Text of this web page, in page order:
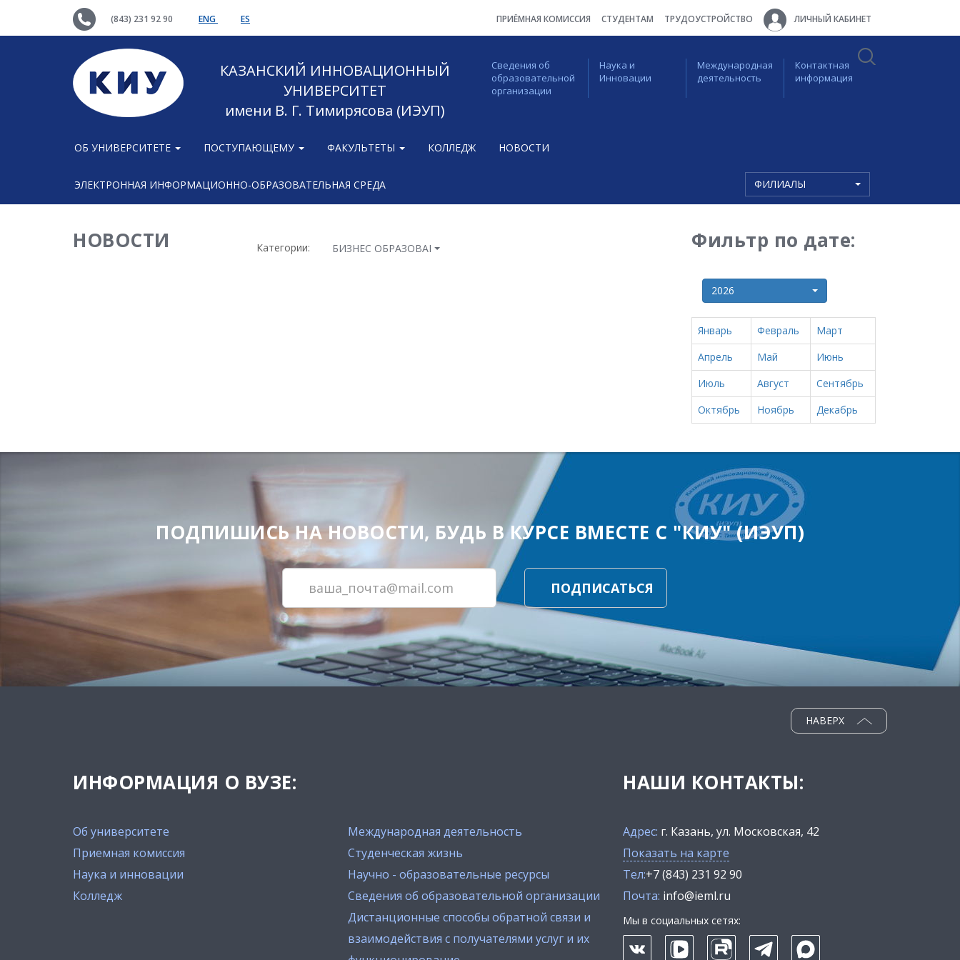
(843) 231 92 90 ENG ES ПРИЁМНАЯ КОМИССИЯ СТУДЕНТАМ ТРУДОУСТРОЙСТВО ЛИЧНЫЙ КАБИНЕТ
КАЗАНСКИЙ ИННОВАЦИОННЫЙ
УНИВЕРСИТЕТ
имени В. Г. Тимирясова (ИЭУП)
Сведения об
образовательной
организации
Наука и
Инновации
Международная
деятельность
Контактная
информация
ОБ УНИВЕРСИТЕТЕ ПОСТУПАЮЩЕМУ ФАКУЛЬТЕТЫ КОЛЛЕДЖ НОВОСТИ
ЭЛЕКТРОННАЯ ИНФОРМАЦИОННО-ОБРАЗОВАТЕЛЬНАЯ СРЕДА ФИЛИАЛЫ
НОВОСТИ Категории: БИЗНЕС ОБРАЗОВАНИЕ Фильтр по дате:
2026
Январь Февраль
Март
Апрель
Май
Июнь
Июль
Август
Сентябрь
Октябрь
Ноябрь Декабрь
ПОДПИШИСЬ НА НОВОСТИ, БУДЬ В КУРСЕ ВМЕСТЕ С "КИУ" (ИЭУП)
ПОДПИСАТЬСЯ
ИНФОРМАЦИЯ О ВУЗЕ:
Об университете
Приемная комиссия
Наука и инновации
Колледж
Международная деятельность
Студенческая жизнь
Научно - образовательные ресурсы
Сведения об образовательной организации
Дистанционные способы обратной связи и
взаимодействия с получателями услуг и их
НАВЕРХ
НАШИ КОНТАКТЫ:
Адрес: г. Казань, ул. Московская, 42
Показать на карте
Тел:+7 (843) 231 92 90
Почта: info@ieml.ru
Мы в социальных сетях: